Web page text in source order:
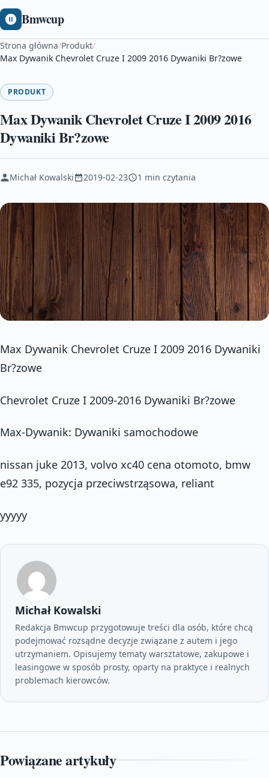
Bmwcup
Strona główna/Produkt/
Max Dywanik Chevrolet Cruze I 2009 2016 Dywaniki Br?zowe
PRODUKT
Max Dywanik Chevrolet Cruze I 2009 2016
Dywaniki Br?zowe
Michał Kowalski 2019-02-23 1 min czytania
Max Dywanik Chevrolet Cruze I 2009 2016 Dywaniki
Br?zowe
Chevrolet Cruze I 2009-2016 Dywaniki Br?zowe
Max-Dywanik: Dywaniki samochodowe
nissan juke 2013, volvo xc40 cena otomoto, bmw
e92 335, pozycja przeciwstrząsowa, reliant
yyyyy
Michał Kowalski
Redakcja Bmwcup przygotowuje treści dla osób, które chcą
podejmować rozsądne decyzje związane z autem i jego
utrzymaniem. Opisujemy tematy warsztatowe, zakupowe i
leasingowe w sposób prosty, oparty na praktyce i realnych
problemach kierowców.
Powiązane artykuły